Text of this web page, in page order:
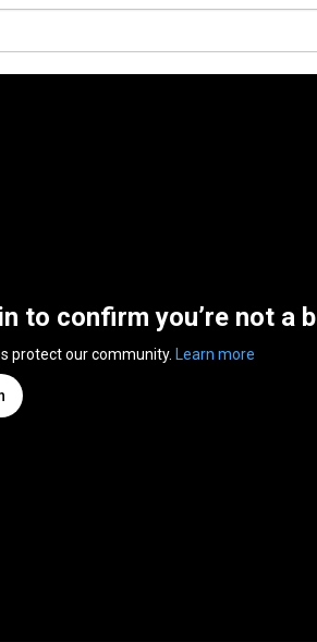
to confirm you’re not a
protect our community. Learn more